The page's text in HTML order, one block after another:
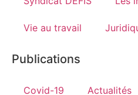
Vie au travail
Publications
Covid-19 Actualités